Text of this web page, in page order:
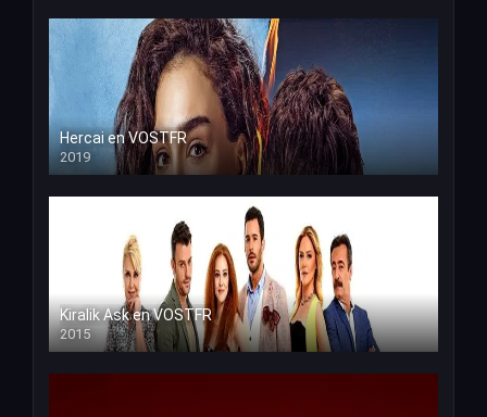
Hercai en VOSTFR
2019
Kiralik Ask en VOSTFR
2015